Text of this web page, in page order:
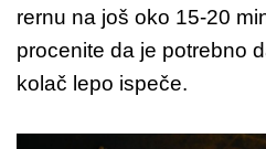
rernu na još oko 15-20
procenite da je potrebno
kolač lepo ispeče.